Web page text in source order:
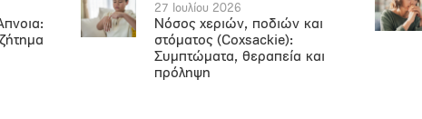
27 Ιουλίου 2026
Νόσος χεριών, ποδιών και
στόματος (Coxsackie):
Συμπτώματα, θεραπεία και
πρόληψη